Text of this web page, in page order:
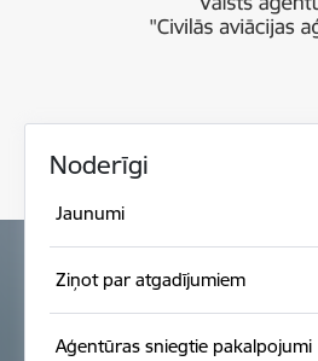
Noderīgi
Jaunumi
Ziņot par atgadījumiem
Aģentūras sniegtie pakalpojumi